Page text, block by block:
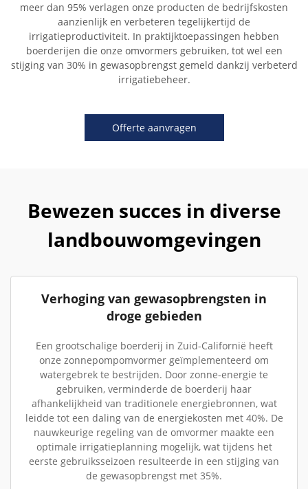
meer dan 95% verlagen onze producten de bedrijfskosten
aanzienlijk en verbeteren tegelijkertijd de
irrigatieproductiviteit. In praktijktoepassingen hebben
boerderijen die onze omvormers gebruiken, tot wel een
stijging van 30% in gewasopbrengst gemeld dankzij verbeterd
irrigatiebeheer.
Offerte aanvragen
Bewezen succes in diverse
landbouwomgevingen
Verhoging van gewasopbrengsten in
droge gebieden
Een grootschalige boerderij in Zuid-Californië heeft
onze zonnepompomvormer geïmplementeerd om
watergebrek te bestrijden. Door zonne-energie te
gebruiken, verminderde de boerderij haar
afhankelijkheid van traditionele energiebronnen, wat
leidde tot een daling van de energiekosten met 40%. De
nauwkeurige regeling van de omvormer maakte een
optimale irrigatieplanning mogelijk, wat tijdens het
eerste gebruiksseizoen resulteerde in een stijging van
de gewasopbrengst met 35%.